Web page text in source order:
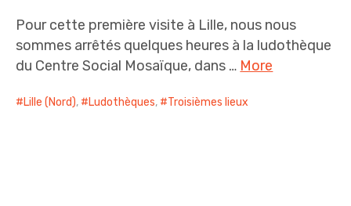
Pour cette première visite à Lille, nous nous
sommes arrêtés quelques heures à la ludothèque
du Centre Social Mosaïque, dans … More
Lille (Nord), Ludothèques, Troisièmes lieux